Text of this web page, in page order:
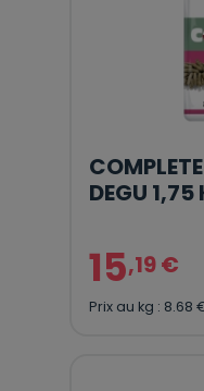
DEGU 1,75
15,19 €
Prix au kg : 8.68